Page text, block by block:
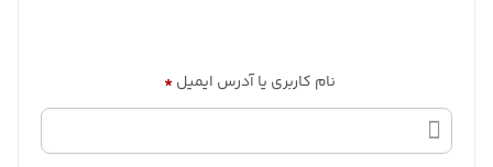
نام کاربری یا آدرس ایمیل*